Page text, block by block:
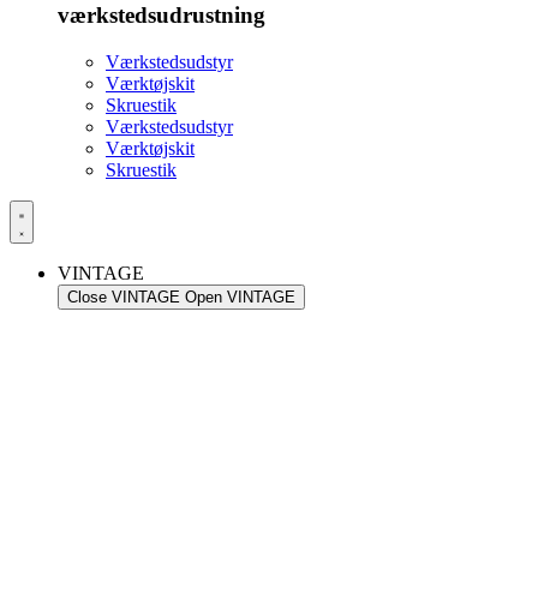
værkstedsudrustning
Værkstedsudstyr
Værktøjskit
Skruestik
Værkstedsudstyr
Værktøjskit
Skruestik
VINTAGE
Close VINTAGE Open VINTAGE